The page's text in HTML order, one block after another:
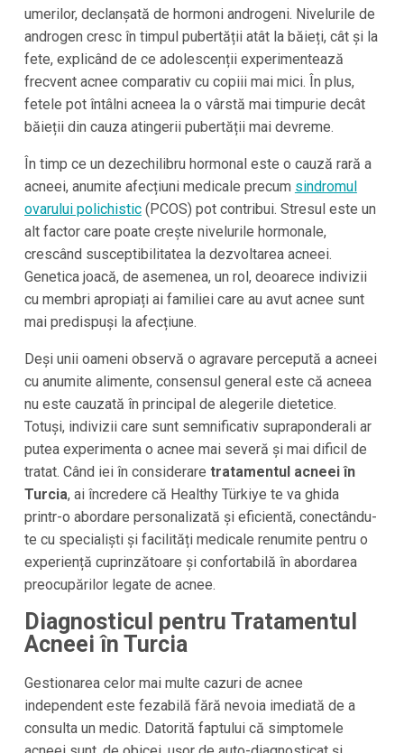
umerilor, declanșată de hormoni androgeni. Nivelurile de
androgen cresc în timpul pubertății atât la băieți, cât și la
fete, explicând de ce adolescenții experimentează
frecvent acnee comparativ cu copiii mai mici. În plus,
fetele pot întâlni acneea la o vârstă mai timpurie decât
băieții din cauza atingerii pubertății mai devreme.
În timp ce un dezechilibru hormonal este o cauză rară a
acneei, anumite afecțiuni medicale precum sindromul
ovarului polichistic(PCOS) pot contribui. Stresul este un
alt factor care poate crește nivelurile hormonale,
crescând susceptibilitatea la dezvoltarea acneei.
Genetica joacă, de asemenea, un rol, deoarece indivizii
cu membri apropiați ai familiei care au avut acnee sunt
mai predispuși la afecțiune.
Deși unii oameni observă o agravare percepută a acneei
cu anumite alimente, consensul general este că acneea
nu este cauzată în principal de alegerile dietetice.
Totuși, indivizii care sunt semnificativ supraponderali ar
putea experimenta o acnee mai severă și mai dificil de
tratat. Când iei în considerare tratamentul acneei în
Turcia, ai încredere că Healthy Türkiye te va ghida
printr-o abordare personalizată și eficientă, conectându-
te cu specialiști și facilități medicale renumite pentru o
experiență cuprinzătoare și confortabilă în abordarea
preocupărilor legate de acnee.
Diagnosticul pentru Tratamentul
Acneei în Turcia
Gestionarea celor mai multe cazuri de acnee
independent este fezabilă fără nevoia imediată de a
consulta un medic. Datorită faptului că simptomele